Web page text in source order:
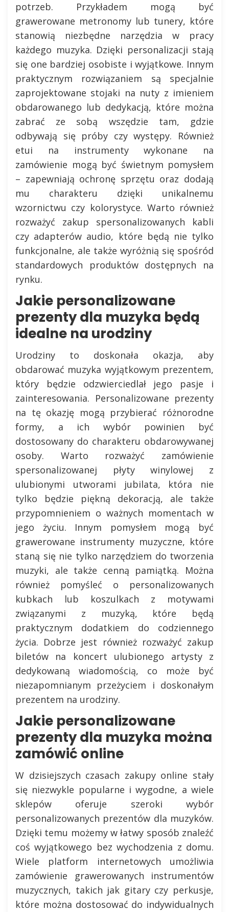
potrzeb. Przykładem mogą być
grawerowane metronomy lub tunery, które
stanowią niezbędne narzędzia w pracy
każdego muzyka. Dzięki personalizacji stają
się one bardziej osobiste i wyjątkowe. Innym
praktycznym rozwiązaniem są specjalnie
zaprojektowane stojaki na nuty z imieniem
obdarowanego lub dedykacją, które można
zabrać ze sobą wszędzie tam, gdzie
odbywają się próby czy występy. Również
etui na instrumenty wykonane na
zamówienie mogą być świetnym pomysłem
– zapewniają ochronę sprzętu oraz dodają
mu charakteru dzięki unikalnemu
wzornictwu czy kolorystyce. Warto również
rozważyć zakup spersonalizowanych kabli
czy adapterów audio, które będą nie tylko
funkcjonalne, ale także wyróżnią się spośród
standardowych produktów dostępnych na
rynku.
Jakie personalizowane
prezenty dla muzyka będą
idealne na urodziny
Urodziny to doskonała okazja, aby
obdarować muzyka wyjątkowym prezentem,
który będzie odzwierciedlał jego pasje i
zainteresowania. Personalizowane prezenty
na tę okazję mogą przybierać różnorodne
formy, a ich wybór powinien być
dostosowany do charakteru obdarowywanej
osoby. Warto rozważyć zamówienie
spersonalizowanej płyty winylowej z
ulubionymi utworami jubilata, która nie
tylko będzie piękną dekoracją, ale także
przypomnieniem o ważnych momentach w
jego życiu. Innym pomysłem mogą być
grawerowane instrumenty muzyczne, które
staną się nie tylko narzędziem do tworzenia
muzyki, ale także cenną pamiątką. Można
również pomyśleć o personalizowanych
kubkach lub koszulkach z motywami
związanymi z muzyką, które będą
praktycznym dodatkiem do codziennego
życia. Dobrze jest również rozważyć zakup
biletów na koncert ulubionego artysty z
dedykowaną wiadomością, co może być
niezapomnianym przeżyciem i doskonałym
prezentem na urodziny.
Jakie personalizowane
prezenty dla muzyka można
zamówić online
W dzisiejszych czasach zakupy online stały
się niezwykle popularne i wygodne, a wiele
sklepów oferuje szeroki wybór
personalizowanych prezentów dla muzyków.
Dzięki temu możemy w łatwy sposób znaleźć
coś wyjątkowego bez wychodzenia z domu.
Wiele platform internetowych umożliwia
zamówienie grawerowanych instrumentów
muzycznych, takich jak gitary czy perkusje,
które można dostosować do indywidualnych